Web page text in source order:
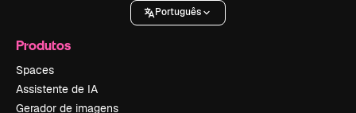
Português
Produtos
Spaces
Assistente de IA
Gerador de imagens